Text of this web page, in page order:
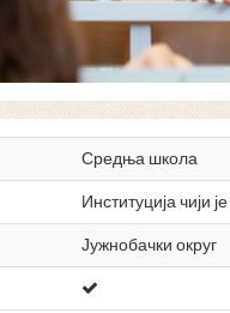
Средња школа
Институција чији
Јужнобачки округ